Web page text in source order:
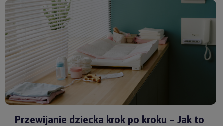
HuggimalsczyMembantu
, masz pewność, że dajesz swojemu
dziecku bezpieczne i skuteczne wsparcie każdego dnia.
Przewijanie dziecka krok po kroku – Jak to